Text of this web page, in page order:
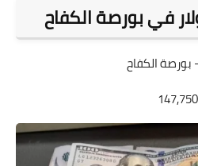
في بورصة الكفاح
بورصة الكفاح
147,750